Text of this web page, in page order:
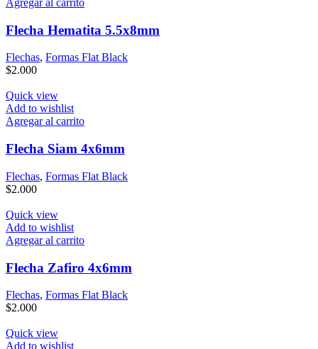
Agregar al carrito
Flecha Hematita 5.5x8mm
Flechas, Formas Flat Black
$2.000
Quick view
Add to wishlist
Agregar al carrito
Flecha Siam 4x6mm
Flechas, Formas Flat Black
$2.000
Quick view
Add to wishlist
Agregar al carrito
Flecha Zafiro 4x6mm
Flechas, Formas Flat Black
$2.000
Quick view
Add to wishlist